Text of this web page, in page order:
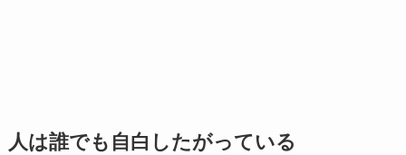
人は誰でも自白したがっている